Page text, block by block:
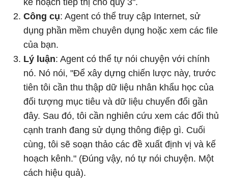
kế hoạch tiếp thị cho quý 3".
Công cụ: Agent có thể truy cập Internet, sử
dụng phần mềm chuyên dụng hoặc xem các file
của bạn.
Lý luận: Agent có thể tự nói chuyện với chính
nó. Nó nói, "Để xây dựng chiến lược này, trước
tiên tôi cần thu thập dữ liệu nhân khẩu học của
đối tượng mục tiêu và dữ liệu chuyển đổi gần
đây. Sau đó, tôi cần nghiên cứu xem các đối thủ
cạnh tranh đang sử dụng thông điệp gì. Cuối
cùng, tôi sẽ soạn thảo các đề xuất định vị và kế
hoạch kênh." (Đúng vậy, nó tự nói chuyện. Một
cách hiệu quả).